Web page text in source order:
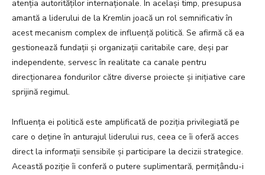
atenția autorităților internaționale. În același timp, presupusa
amantă a liderului de la Kremlin joacă un rol semnificativ în
acest mecanism complex de influență politică. Se afirmă că ea
gestionează fundații și organizații caritabile care, deși par
independente, servesc în realitate ca canale pentru
direcționarea fondurilor către diverse proiecte și inițiative care
sprijină regimul.
Influența ei politică este amplificată de poziția privilegiată pe
care o deține în anturajul liderului rus, ceea ce îi oferă acces
direct la informații sensibile și participare la decizii strategice.
Această poziție îi conferă o putere suplimentară, permițându-i